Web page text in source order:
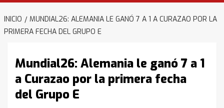
INICIO
MUNDIAL26: ALEMANIA LE GANÓ 7 A 1 A CURAZAO POR LA
PRIMERA FECHA DEL GRUPO E
Mundial26: Alemania le ganó 7 a 1
a Curazao por la primera fecha
del Grupo E